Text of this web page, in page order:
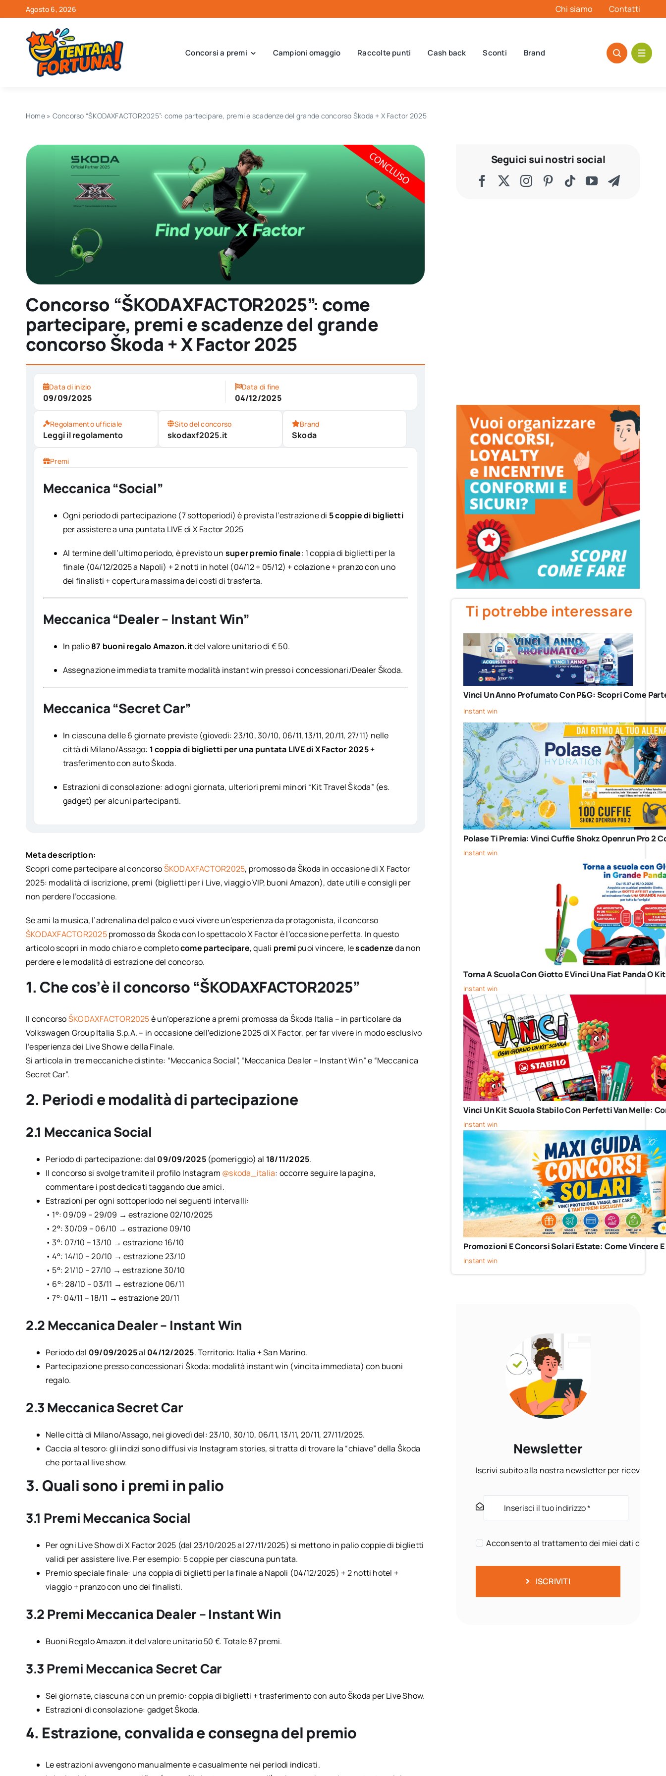
al
contenuto
Agosto 6, 2026 Chi siamo Contatti
Concorsi a premi Campioni omaggio Raccolte punti Cash back Sconti Brand
Home» Concorso “ŠKODAXFACTOR2025”: come partecipare, premi e scadenze del grande concorso Škoda + X Factor 2025
Concorso “ŠKODAXFACTOR2025”: come
partecipare, premi e scadenze del grande
concorso Škoda + X Factor 2025
Data di inizio
09/09/2025
Data di fine
04/12/2025
Regolamento ufficiale
Leggi il regolamento
Sito del concorso
skodaxf2025.it
Brand
Skoda
Premi
Meccanica “Social”
Ogni periodo di partecipazione (7 sottoperiodi) è prevista l’estrazione di 5 coppie di biglietti
per assistere a una puntata LIVE di X Factor 2025
Al termine dell’ultimo periodo, è previsto un super premio finale: 1 coppia di biglietti per la
finale (04/12/2025 a Napoli) + 2 notti in hotel (04/12 + 05/12) + colazione + pranzo con uno
dei finalisti + copertura massima dei costi di trasferta.
Meccanica “Dealer – Instant Win”
In palio87 buoni regalo Amazon.itdel valore unitario di € 50.
Assegnazione immediata tramite modalità instant win presso i concessionari/Dealer Škoda.
Meccanica “Secret Car”
In ciascuna delle 6 giornate previste (giovedì: 23/10, 30/10, 06/11, 13/11, 20/11, 27/11) nelle
città di Milano/Assago: 1 coppia di biglietti per una puntata LIVE di X Factor 2025+
trasferimento con auto Škoda.
Estrazioni di consolazione: ad ogni giornata, ulteriori premi minori “Kit Travel Škoda” (es.
gadget) per alcuni partecipanti.
Meta description:
Scopri come partecipare al concorsoŠKODAXFACTOR2025, promosso da Škoda in occasione di X Factor
2025: modalità di iscrizione, premi (biglietti per i Live, viaggio VIP, buoni Amazon), date utili e consigli per
non perdere l’occasione.
Se ami la musica, l’adrenalina del palco e vuoi vivere un’esperienza da protagonista, il concorso
ŠKODAXFACTOR2025promosso da Škoda con lo spettacolo X Factor è l’occasione perfetta. In questo
articolo scopri in modo chiaro e completocome partecipare, quali premipuoi vincere, lescadenzeda non
perdere e le modalità di estrazione del concorso.
1. Che cos’è il concorso “ŠKODAXFACTOR2025”
Il concorsoŠKODAXFACTOR2025è un’operazione a premi promossa da Škoda Italia – in particolare da
Volkswagen Group Italia S.p.A. – in occasione dell’edizione 2025 di X Factor, per far vivere in modo esclusivo
l’esperienza dei Live Show e della Finale.
Si articola in tre meccaniche distinte: “Meccanica Social”, “Meccanica Dealer – Instant Win” e “Meccanica
Secret Car”.
2. Periodi e modalità di partecipazione
2.1 Meccanica Social
Periodo di partecipazione: dal 09/09/2025(pomeriggio) al 18/11/2025.
Il concorso si svolge tramite il profilo Instagram @skoda_italia: occorre seguire la pagina,
commentare i post dedicati taggando due amici.
Estrazioni per ogni sottoperiodo nei seguenti intervalli:
• 1°: 09/09 – 29/09 → estrazione 02/10/2025
• 2°: 30/09 – 06/10 → estrazione 09/10
• 3°: 07/10 – 13/10 → estrazione 16/10
• 4°: 14/10 – 20/10 → estrazione 23/10
• 5°: 21/10 – 27/10 → estrazione 30/10
• 6°: 28/10 – 03/11 → estrazione 06/11
• 7°: 04/11 – 18/11 → estrazione 20/11
2.2 Meccanica Dealer – Instant Win
Periodo dal 09/09/2025al 04/12/2025. Territorio: Italia + San Marino.
Partecipazione presso concessionari Škoda: modalità instant win (vincita immediata) con buoni
regalo.
2.3 Meccanica Secret Car
Nelle città di Milano/Assago, nei giovedì del: 23/10, 30/10, 06/11, 13/11, 20/11, 27/11/2025.
Caccia al tesoro: gli indizi sono diffusi via Instagram stories, si tratta di trovare la “chiave” della Škoda
che porta al live show.
3. Quali sono i premi in palio
3.1 Premi Meccanica Social
Per ogni Live Show di X Factor 2025 (dal 23/10/2025 al 27/11/2025) si mettono in palio coppie di biglietti
validi per assistere live. Per esempio: 5 coppie per ciascuna puntata.
Premio speciale finale: una coppia di biglietti per la finale a Napoli (04/12/2025) + 2 notti hotel +
viaggio + pranzo con uno dei finalisti.
3.2 Premi Meccanica Dealer – Instant Win
Buoni Regalo Amazon.it del valore unitario 50 €. Totale 87 premi.
3.3 Premi Meccanica Secret Car
Sei giornate, ciascuna con un premio: coppia di biglietti + trasferimento con auto Škoda per Live Show.
Estrazioni di consolazione: gadget Škoda.
4. Estrazione, convalida e consegna del premio
Le estrazioni avvengono manualmente e casualmente nei periodi indicati.
Seguici sui nostri social
Ti potrebbe interessare
Vinci Un Anno Profumato Con P&G: Scopri Come
Instant win
Polase Ti Premia: Vinci Cuffie Shokz Openrun Pro 2
Instant win
Torna A Scuola Con Giotto E Vinci Una Fiat Panda O
Instant win
Vinci Un Kit Scuola Stabilo Con Perfetti Van Melle:
Instant win
Promozioni E Concorsi Solari Estate: Come Vincere
Instant win
Newsletter
Iscrivi subito alla nostra newsletter per ricevere
Acconsento al trattamento dei miei dati come
ISCRIVITI